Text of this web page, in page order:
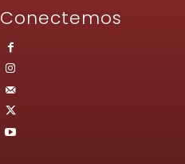
Conectemos